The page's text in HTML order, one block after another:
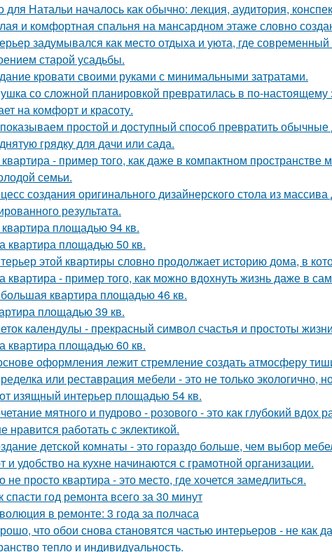
для Натальи началось как обычно: лекция, аудитория,
и комфортная спальня на мансардном этаже словно
задумывался как место отдыха и уюта, где
старой усадьбы.
кровати своими руками с минимальными затратами.
со сложной планировкой превратилась в по-настоящему
на комфорт и красоту.
простой и доступный способ превратить
грядку для дачи или сада.
- пример того, как даже в компактном
семьи.
создания оригинального дизайнерского стола из
результата.
площадью 94 кв.
квартира площадью 50 кв.
этой квартиры словно продолжает историю дома, в
квартира - пример того, как можно вдохнуть жизнь даже в
квартира площадью 46 кв.
площадью 39 кв.
календулы - прекрасный символ счастья и простоты
квартира площадью 60 кв.
оформления лежит стремление создать атмосферу
или реставрация мебели - это не только экологично,
изящный интерьер площадью 54 кв.
мятного и пудрово - розового - это как глубокий вдох
нравится работать с эклектикой.
детской комнаты - это гораздо больше, чем выбор
и удобство на кухне начинаются с грамотной организации.
не просто квартира - это место, где хочется замедлиться.
спасти год ремонта всего за 30 минут
в ремонте: 3 года за полчаса
что обои снова становятся частью интерьеров - не как
тепло и индивидуальность.